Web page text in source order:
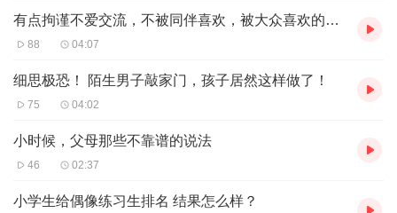
有点拘谨不爱交流，不被同伴喜欢，被大众喜欢的孩子真的好吗？
88 04:07
细思极恐！ 陌生男子敲家门，孩子居然这样做了！
75 04:02
小时候，父母那些不靠谱的说法
46 02:37
小学生给偶像练习生排名 结果怎么样？